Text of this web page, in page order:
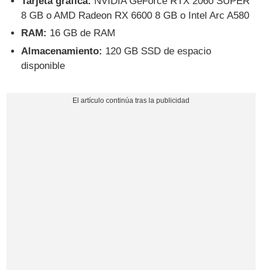
8 GB o AMD Radeon RX 6600 8 GB o Intel Arc A580
RAM: 16 GB de RAM
Almacenamiento: 120 GB SSD de espacio
disponible